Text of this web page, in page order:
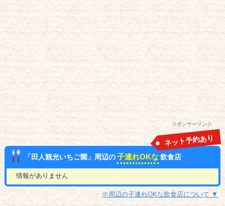
スポンサーリンク
「田人観光いちご園」周辺の子連れOKな 飲食店
ネット予約あり
情報がありません
※周辺の子連れOKな飲食店について ▼